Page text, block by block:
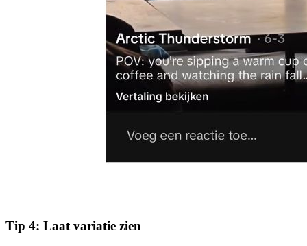
Tip 4: Laat variatie zien